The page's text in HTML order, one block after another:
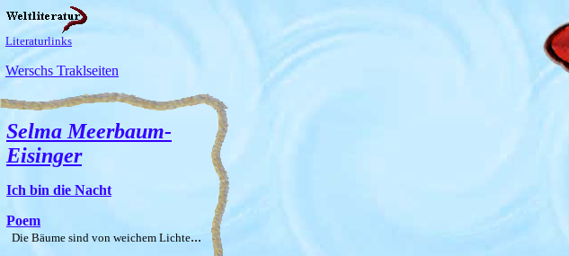
Literaturlinks
Werschs Traklseiten
Selma Meerbaum-
Eisinger
Ich bin die Nacht
Poem
Die Bäume sind von weichem Lichte...